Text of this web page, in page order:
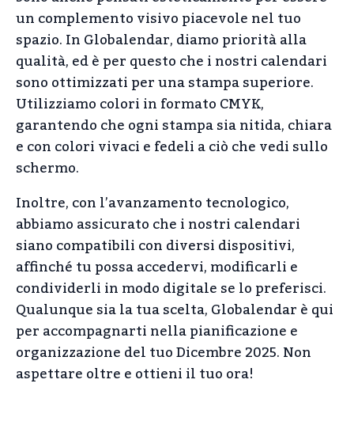
un complemento visivo piacevole nel tuo
spazio. In Globalendar, diamo priorità alla
qualità, ed è per questo che i nostri calendari
sono ottimizzati per una stampa superiore.
Utilizziamo colori in formato CMYK,
garantendo che ogni stampa sia nitida, chiara
e con colori vivaci e fedeli a ciò che vedi sullo
schermo.
Inoltre, con l’avanzamento tecnologico,
abbiamo assicurato che i nostri calendari
siano compatibili con diversi dispositivi,
affinché tu possa accedervi, modificarli e
condividerli in modo digitale se lo preferisci.
Qualunque sia la tua scelta, Globalendar è qui
per accompagnarti nella pianificazione e
organizzazione del tuo Dicembre 2025. Non
aspettare oltre e ottieni il tuo ora!